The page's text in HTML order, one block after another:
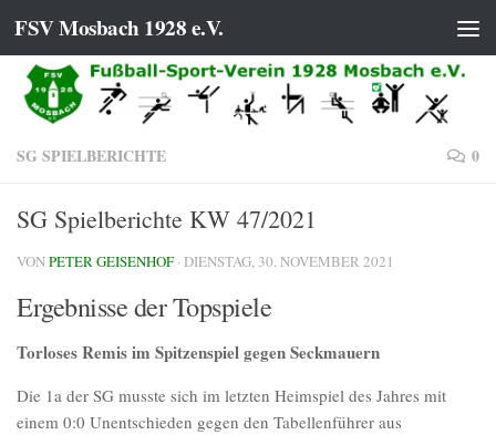
Zum Inhalt springen
FSV Mosbach 1928 e.V.
SG SPIELBERICHTE 0
SG Spielberichte KW 47/2021
VONPETER GEISENHOF · DIENSTAG, 30. NOVEMBER 2021
Ergebnisse der Topspiele
Torloses Remis im Spitzenspiel gegen Seckmauern
Die 1a der SG musste sich im letzten Heimspiel des Jahres mit
einem 0:0 Unentschieden gegen den Tabellenführer aus